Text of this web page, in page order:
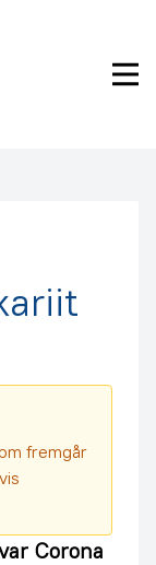
fremgår
Corona